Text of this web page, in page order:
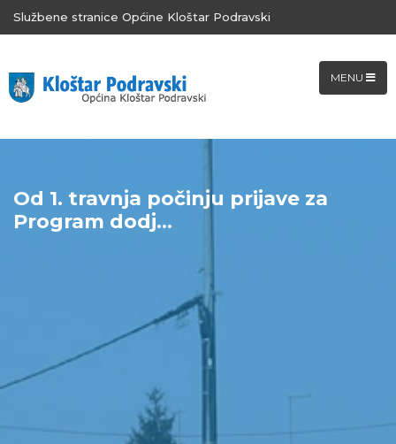
Službene stranice Općine Kloštar Podravski
MENU
Od 1. travnja počinju prijave za
Program dodj...